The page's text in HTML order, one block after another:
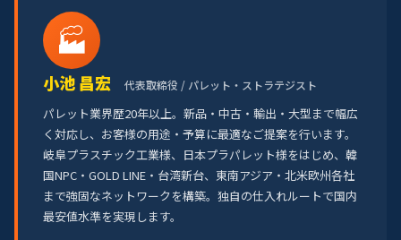
🏭
小池 昌宏 代表取締役 / パレット・ストラテジスト
パレット業界歴20年以上。新品・中古・輸出・大型まで幅広
く対応し、お客様の用途・予算に最適なご提案を行います。
岐阜プラスチック工業様、日本プラパレット様をはじめ、韓
国NPC・GOLD LINE・台湾新台、東南アジア・北米欧州各社
まで強固なネットワークを構築。独自の仕入れルートで国内
最安値水準を実現します。